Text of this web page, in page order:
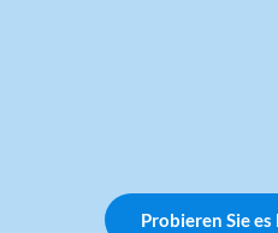
Probieren Sie